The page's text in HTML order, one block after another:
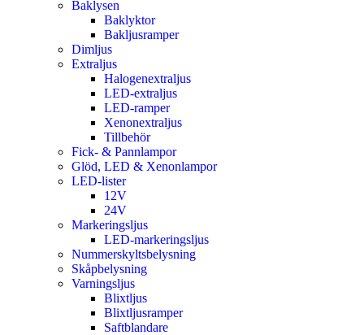
Baklysen
Baklyktor
Bakljusramper
Dimljus
Extraljus
Halogenextraljus
LED-extraljus
LED-ramper
Xenonextraljus
Tillbehör
Fick- & Pannlampor
Glöd, LED & Xenonlampor
LED-lister
12V
24V
Markeringsljus
LED-markeringsljus
Nummerskyltsbelysning
Skåpbelysning
Varningsljus
Blixtljus
Blixtljusramper
Saftblandare